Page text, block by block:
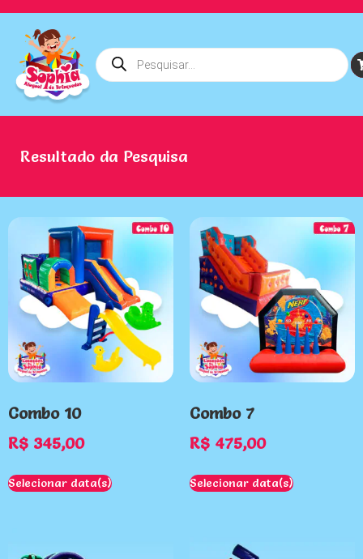
Resultado da Pesquisa
Combo 10
R$ 345,00
Selecionar data(s)
Combo 7
R$ 475,00
Selecionar data(s)